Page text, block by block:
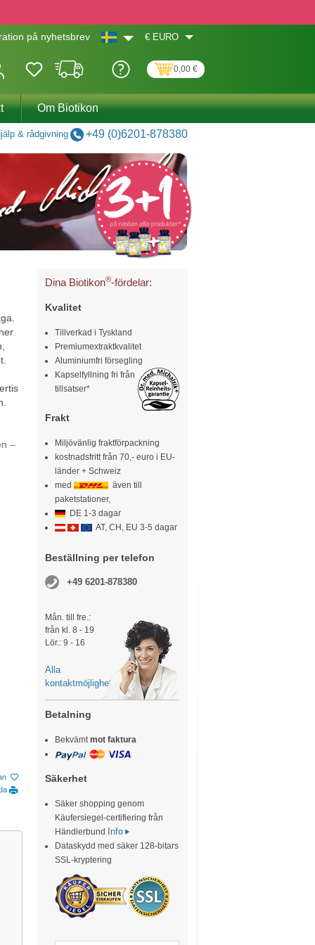
på nyhetsbrev € EURO
0,00 €
Om Biotikon
& rådgivning +49 (0)6201-878380
–
Dina Biotikon®-fördelar:
Kvalitet
Tillverkad i Tyskland
Premiumextraktkvalitet
Aluminiumfri försegling
Kapselfyllning fri från
tillsatser*
Frakt
Miljövänlig fraktförpackning
kostnadsfritt från 70,- euro i EU-
länder + Schweiz
med
även till
paketstationer,
DE 1-3 dagar
AT, CH, EU 3-5 dagar
Beställning per telefon
+49 6201-878380
Mån. till fre.:
från kl. 8 - 19
Lör.: 9 - 16
Alla
kontaktmöjligheter
Betalning
Bekvämtmot faktura
Säkerhet
Säker shopping genom
Käufersiegel-certifiering från
Händlerbund
Info
Dataskydd med säker 128-bitars
SSL-kryptering